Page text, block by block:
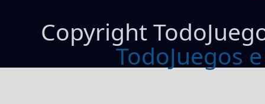
Copyright
TodoJuegos